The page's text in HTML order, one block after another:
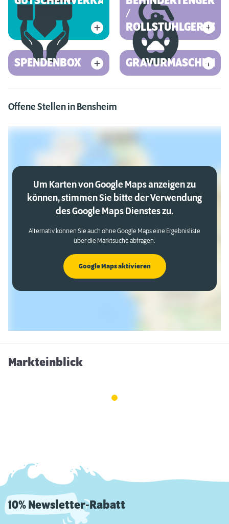
/
ROLLSTUHLGERECHT
SPENDENBOX GRAVURMASCHINE
Offene Stellen in Bensheim
Um Karten von Google Maps anzeigen zu
können, stimmen Sie bitte der Verwendung
des Google Maps Dienstes zu.
Alternativ können Sie auch ohne Google Maps eine Ergebnisliste
über die Marktsuche abfragen.
Google Maps aktivieren
Markteinblick
10% Newsletter-Rabatt